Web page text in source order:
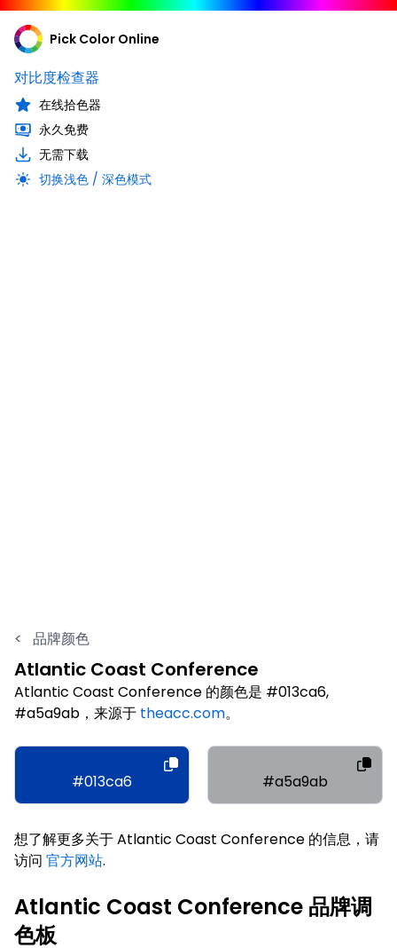
Pick Color Online
对比度检查器
在线拾色器
永久免费
无需下载
切换浅色 / 深色模式
< 品牌颜色
Atlantic Coast Conference
Atlantic Coast Conference 的颜色是 #013ca6,
#a5a9ab，来源于 theacc.com。
#013ca6 #a5a9ab
想了解更多关于 Atlantic Coast Conference 的信息，请
访问 官方网站.
Atlantic Coast Conference 品牌调
色板